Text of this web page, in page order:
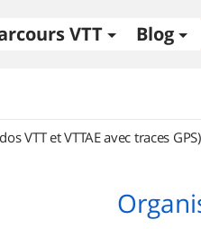
VTT Blog
VTT et VTTAE avec traces GPS)